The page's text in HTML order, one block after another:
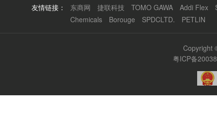
友情链接： 东商网 捷联科技 TOMO GAWA Addi Flex
Chemicals
Borouge SPDCLTD. PETLIN
Copyright
粤ICP备